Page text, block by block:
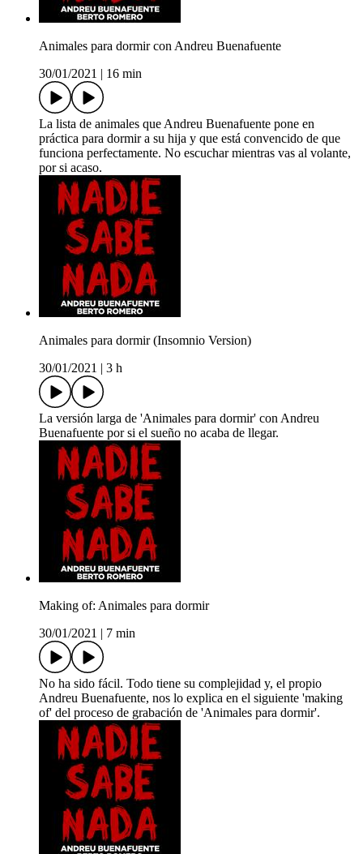
Animales para dormir con Andreu Buenafuente
30/01/2021
16 min
La lista de animales que Andreu Buenafuente pone en
práctica para dormir a su hija y que está convencido de que
funciona perfectamente. No escuchar mientras vas al volante,
por si acaso.
Animales para dormir (Insomnio Version)
30/01/2021
3 h
La versión larga de 'Animales para dormir' con Andreu
Buenafuente por si el sueño no acaba de llegar.
Making of: Animales para dormir
30/01/2021
7 min
No ha sido fácil. Todo tiene su complejidad y, el propio
Andreu Buenafuente, nos lo explica en el siguiente 'making
of' del proceso de grabación de 'Animales para dormir'.